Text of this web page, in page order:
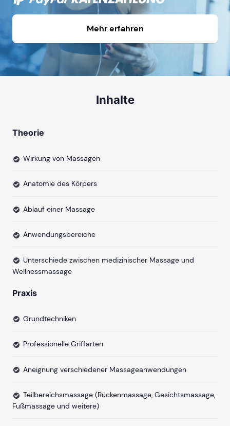
Mehr erfahren
Inhalte
Theorie
Wirkung von Massagen
Anatomie des Körpers
Ablauf einer Massage
Anwendungsbereiche
Unterschiede zwischen medizinischer Massage und
Wellnessmassage
Praxis
Grundtechniken
Professionelle Griffarten
Aneignung verschiedener Massageanwendungen
Teilbereichsmassage (Rückenmassage, Gesichtsmassage,
Fußmassage und weitere)